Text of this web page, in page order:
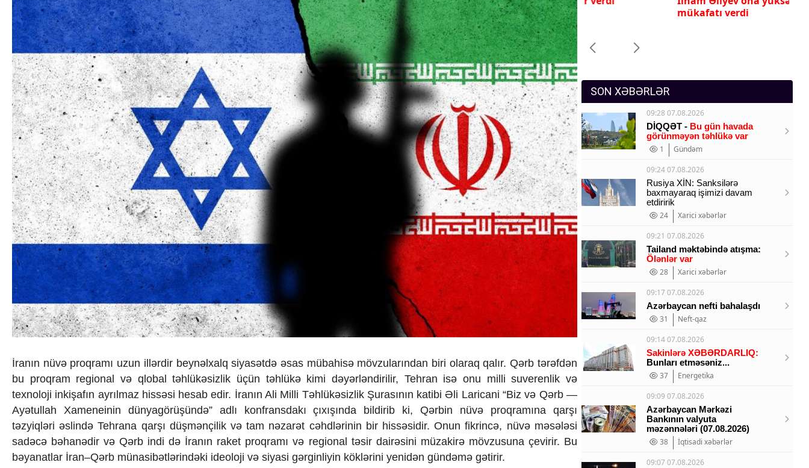
Sosium
Mənəvi dəyərlər
Texnologiya
Mətbuat-150
Siyasi
Geosiyasi
İqtisadi
Sosioloji
Araşdırma
Multimedia
Foto
Video
İnfoqrafika
Podcast
Humanitar
Elm və təhsil
Mədəniyyət
Diaspor
Yüksəliş hekayəsi
Mədəniyyətimizin Zəfəri
Zəfər Diasporu
Səhiyyə
Ailə və uşaq
Turizm
İqtisadiyyat
İqtisadi xəbərlər
Energetika
Neft-qaz
Əmək və sosial siyasət
Kənd təsərrüfatı
Telekommunikasiya və nəqliyyat
COP29
Cəmiyyət
Crossmedia.az - 1 yaş
Siyasət
Məhkəmə və hüquq
Ekologiya
Zəfər - 5
İranın nüvə proqramı uzun illərdir beynəlxalq siyasətdə əsas mübahisə mövzularından biri olaraq qalır. Qərb tərəfdən
bu proqram regional və qlobal təhlükəsizlik üçün təhlükə kimi dəyərləndirilir, Tehran isə onu milli suverenlik və
texnoloji inkişafın ayrılmaz hissəsi hesab edir. İranın Ali Milli Təhlükəsizlik Şurasının katibi Əli Laricani “Biz və Qərb —
Ayətullah Xameneinin dünyagörüşündə” adlı konfransdakı çıxışında bildirib ki, Qərbin nüvə proqramına qarşı
təzyiqləri əslində Tehrana qarşı düşmənçilik və tam nəzarət cəhdlərinin bir hissəsidir. Onun fikrincə, nüvə məsələsi
sadəcə bəhanədir və Qərb indi də İranın raket proqramı və regional təsir dairəsini müzakirə mövzusuna çevirir. Bu
bəyanatlar İran–Qərb münasibətlərindəki ideoloji və siyasi gərginliyin köklərini yenidən gündəmə gətirir.
daimi nümayəndəsi geri çağırılıb
SON XƏBƏRLƏR
09:28 07.08.2026
DİQQƏT - Bu gün havada
görünməyən təhlükə var
1
Gündəm
09:24 07.08.2026
Rusiya XİN: Sanksilərə
baxmayaraq işimizi davam
etdiririk
24
Xarici xəbərlər
09:21 07.08.2026
Tailand məktəbində atışma:
Ölənlər var
28
Xarici xəbərlər
09:17 07.08.2026
Azərbaycan nefti bahalaşdı
31
Neft-qaz
09:14 07.08.2026
Sakinlərə XƏBƏRDARLIQ:
Bunları etməsəniz...
37
Energetika
09:09 07.08.2026
Azərbaycan Mərkəzi
Bankının valyuta
məzənnələri (07.08.2026)
38
İqtisadi xəbərlər
09:07 07.08.2026